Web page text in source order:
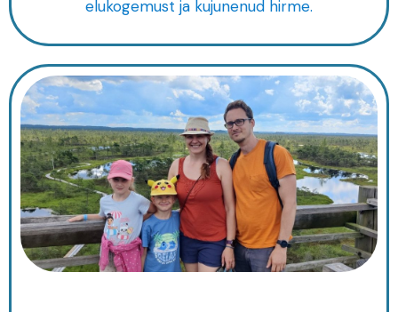
elukogemust ja kujunenud hirme.